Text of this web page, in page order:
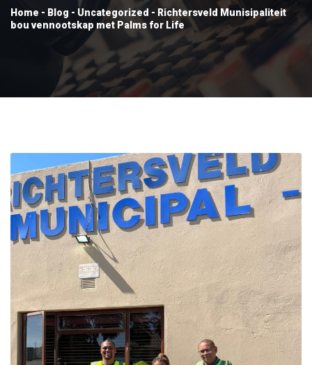
Home - Blog - Uncategorized - Richtersveld Munisipaliteit
bou vennootskap met Palms for Life